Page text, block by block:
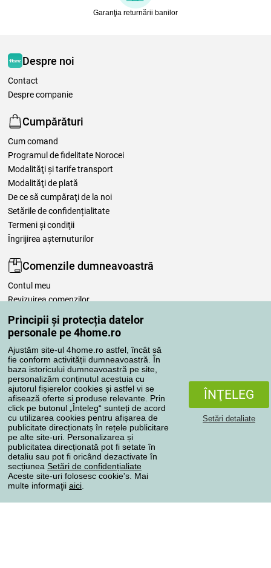
Principii și protecția datelor
personale pe 4home.ro
Ajustăm site-ul 4home.ro astfel, încât să
fie conform activității dumneavoastră. În
baza istoricului dumneavoastră pe site,
personalizăm conținutul acestuia cu
ajutorul fișierelor cookies și astfel vi se
afisează oferte si produse relevante. Prin
click pe butonul „Înteleg“ sunteți de acord
cu utilizarea cookies pentru afișarea de
publicitate direcționatș în rețele publicitare
pe alte site-uri. Personalizarea și
publicitatea direcționată pot fi setate în
detaliu sau pot fi oricând dezactivate în
secțiunea Setări de confidențialiate
Aceste site-uri folosesc cookie's. Mai
multe informaţii aici
ÎNŢELEG
Setări detaliate
Garanţia returnării banilor
Despre noi
Contact
Despre companie
Cumpărături
Cum comand
Programul de fidelitate Norocei
Modalităţi şi tarife transport
Modalităţi de plată
De ce să cumpăraţi de la noi
Setările de confidențialitate
Termeni şi condiţii
Îngrijirea așternuturilor
Comenzile dumneavoastră
Contul meu
Revizuirea comenzilor
Reclamaţii
Retragere de la contract
Regulile de procesare a recenziilor
Metode de transport
Metode de plată
Magazin de încredere